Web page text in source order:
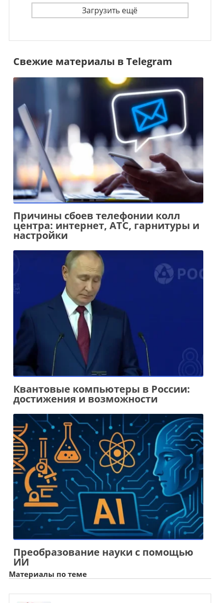
Загрузить ещё
Свежие материалы в Telegram
Причины сбоев телефонии колл
центра: интернет, АТС, гарнитуры и
настройки
Квантовые компьютеры в России:
достижения и возможности
Преобразование науки с помощью
ИИ
Материалы по теме